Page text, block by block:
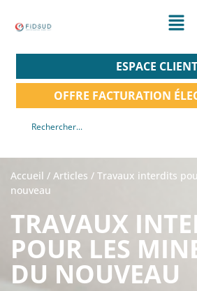
ESPACE CLIENT
OFFRE FACTURATION
Accueil / Articles / Travaux interdits
nouveau
TRAVAUX
POUR LES
DU NOUVEAU